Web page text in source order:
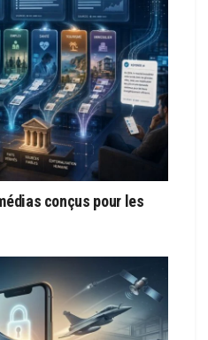
conçus pour les